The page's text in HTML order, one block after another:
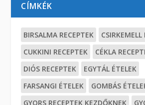
CÍMKÉK
BIRSALMA RECEPTEK
CSIRKEMELL
CUKKINI RECEPTEK
CÉKLA
DIÓS RECEPTEK
EGYTÁL ÉTELEK
FARSANGI ÉTELEK
GOMBÁS
GYORS RECEPTEK KEZDŐKNEK